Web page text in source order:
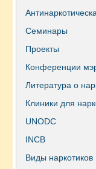
Семинары
Проекты
Конференции
Литература о
Клиники для
UNODC
INCB
Виды наркотиков